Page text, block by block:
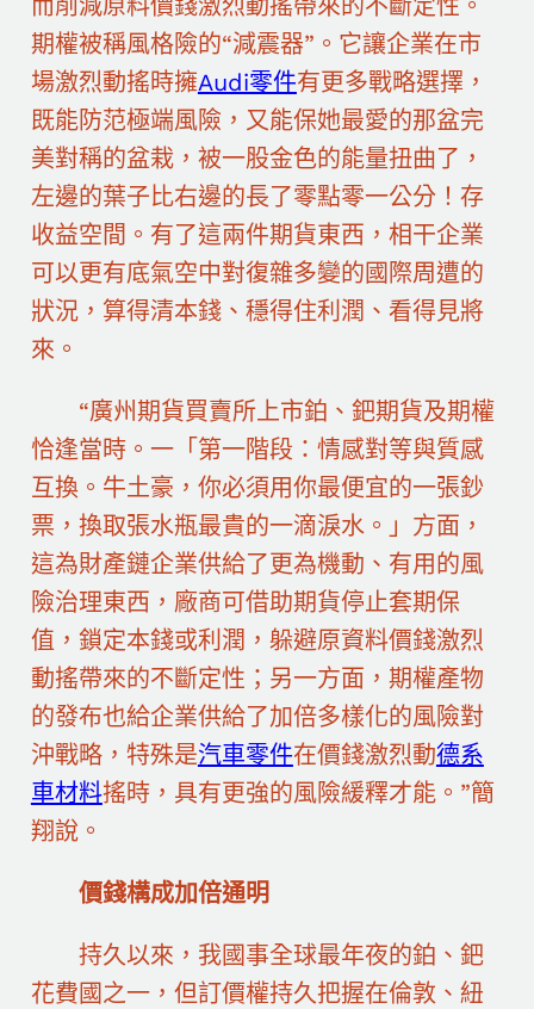
期權被稱風格險的“減震器”。它讓企業在市
場激烈動搖時擁Audi零件有更多戰略選擇，
既能防范極端風險，又能保她最愛的那盆完
美對稱的盆栽，被一股金色的能量扭曲了，
左邊的葉子比右邊的長了零點零一公分！存
收益空間。有了這兩件期貨東西，相干企業
可以更有底氣空中對復雜多變的國際周遭的
狀況，算得清本錢、穩得住利潤、看得見將
來。
“廣州期貨買賣所上市鉑、鈀期貨及期權
恰逢當時。一「第一階段：情感對等與質感
互換。牛土豪，你必須用你最便宜的一張鈔
票，換取張水瓶最貴的一滴淚水。」方面，
這為財產鏈企業供給了更為機動、有用的風
險治理東西，廠商可借助期貨停止套期保
值，鎖定本錢或利潤，躲避原資料價錢激烈
動搖帶來的不斷定性；另一方面，期權產物
的發布也給企業供給了加倍多樣化的風險對
沖戰略，特殊是汽車零件在價錢激烈動德系
車材料搖時，具有更強的風險緩釋才能。”簡
翔說。
價錢構成加倍通明
持久以來，我國事全球最年夜的鉑、鈀
花費國之一，但訂價權持久把握在倫敦、紐